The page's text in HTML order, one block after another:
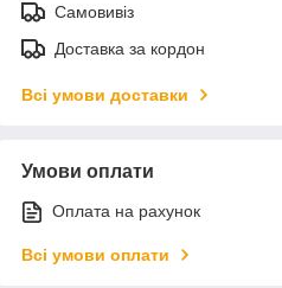
Самовивіз
Доставка за кордон
Всі умови доставки
Умови оплати
Оплата на рахунок
Всі умови оплати